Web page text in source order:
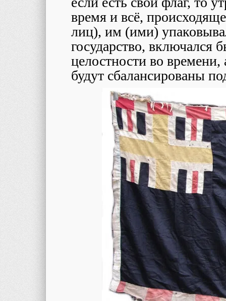
время и всё,
лиц), им (ими)
государство, включался
целостности во
будут сбалансированы